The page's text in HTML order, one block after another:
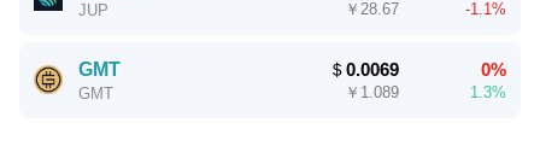
JUP ￥ 28.67 -1.1%
GMT
GMT
＄0.0069
￥ 1.089
0%
1.3%